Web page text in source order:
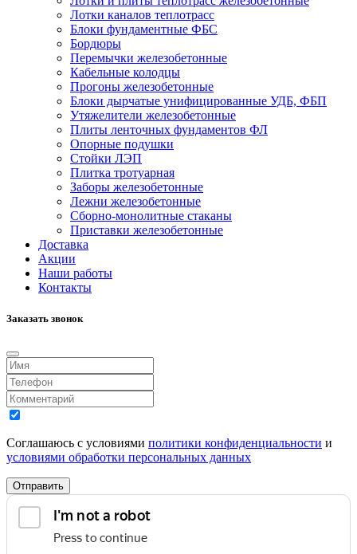
Лотки каналов теплотрасс
Блоки фундаментные ФБС
Бордюры
Перемычки железобетонные
Кабельные колодцы
Прогоны железобетонные
Блоки дырчатые унифицированные УДБ, ФБП
Утяжелители железобетонные
Плиты ленточных фундаментов ФЛ
Опорные подушки
Стойки ЛЭП
Плитка тротуарная
Заборы железобетонные
Лежни железобетонные
Сборно-монолитные стаканы
Приставки железобетонные
Доставка
Акции
Наши работы
Контакты
Заказать звонок
Соглашаюсь с условиями политики конфиденциальности и
условиями обработки персональных данных
Отправить